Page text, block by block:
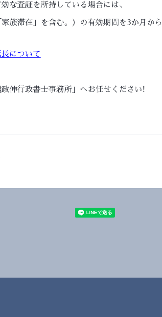
な査証を所持している場合には、
族滞在」を含む。）の有効期間を3か月か
について
伸行政書士事務所」へお任せください!